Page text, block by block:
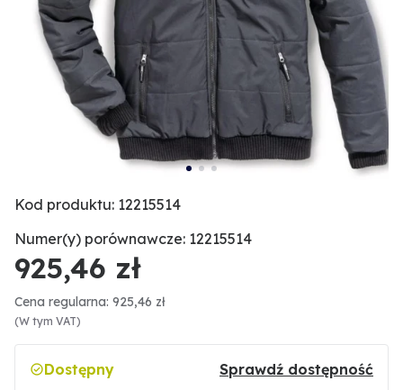
Kod produktu: 12215514
Numer(y) porównawcze: 12215514
925,46 zł
Cena regularna: 925,46 zł
(W tym VAT)
Dostępny Sprawdź dostępność